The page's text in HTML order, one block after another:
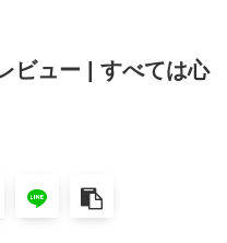
ビュー | すべては心